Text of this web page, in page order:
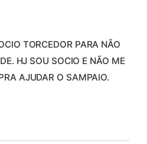
TORCEDOR PARA NÃO
HJ SOU SOCIO E NÃO ME
AJUDAR O SAMPAIO.